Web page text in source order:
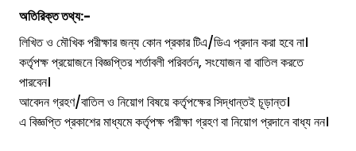
অতিরিক্ত তথ্য:-
লিখিত ও মৌখিক পরীক্ষার জন্য কোন প্রকার টিএ/ডিএ প্রদান করা হবে না।
কর্তৃপক্ষ প্রয়োজনে বিজ্ঞপ্তির শর্তাবলী পরিবর্তন, সংযোজন বা বাতিল করতে
পারবেন।
আবেদন গ্রহণ/বাতিল ও নিয়োগ বিষয়ে কর্তৃপক্ষের সিদ্ধান্তই চূড়ান্ত।
এ বিজ্ঞপ্তি প্রকাশের মাধ্যমে কর্তৃপক্ষ পরীক্ষা গ্রহণ বা নিয়োগ প্রদানে বাধ্য নন।